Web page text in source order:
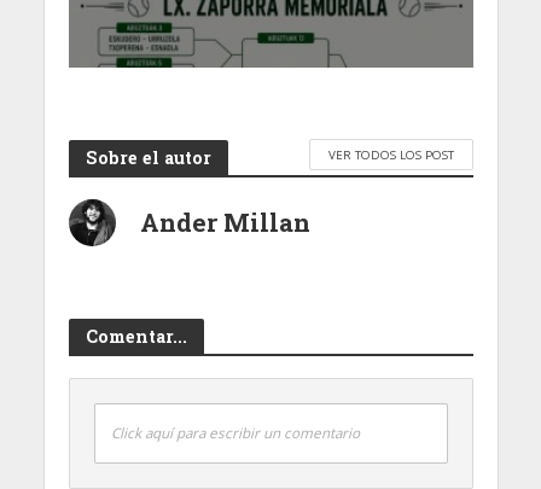
Sobre el autor VER TODOS LOS POST
Ander Millan
Comentar...
Click aquí para escribir un comentario